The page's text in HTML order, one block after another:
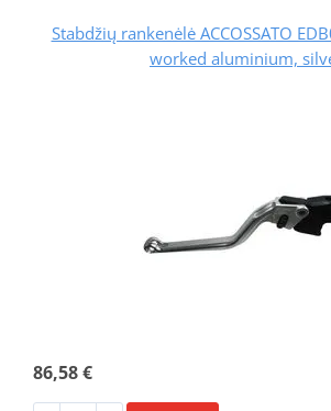
Stabdžių rankenėlė ACCOSSATO
worked aluminium,
86,58 €